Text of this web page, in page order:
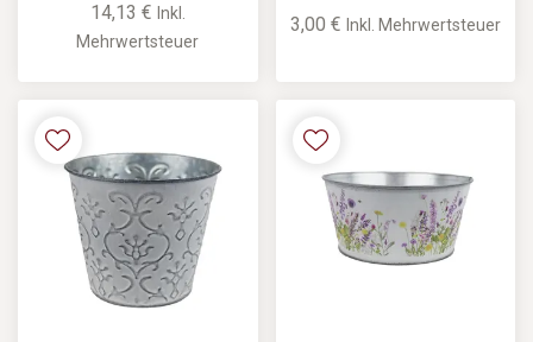
14,13 € Inkl.
Mehrwertsteuer
3,00 € Inkl. Mehrwertsteuer